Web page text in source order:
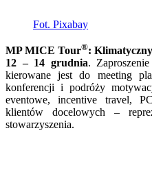
Fot. Pixabay
MP MICE Tour®:
12 – 14 grudnia.
kierowane jest do meeting
konferencji i podróży
eventowe, incentive travel,
klientów docelowych –
stowarzyszenia.